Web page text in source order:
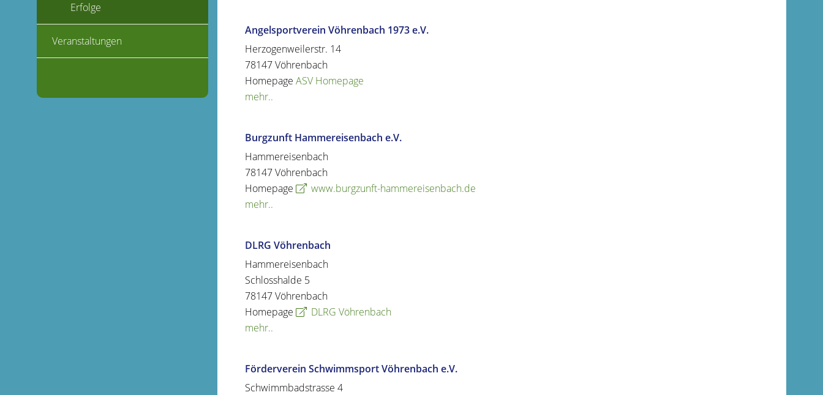
Angelsportverein Vöhrenbach 1973 e.V.
Herzogenweilerstr. 14
78147Vöhrenbach
Homepage ASV Homepage
mehr..
Burgzunft Hammereisenbach e.V.
Hammereisenbach
78147Vöhrenbach
Homepage
www.burgzunft-hammereisenbach.de
mehr..
DLRG Vöhrenbach
Hammereisenbach
Schlosshalde 5
78147Vöhrenbach
Homepage
DLRG Vöhrenbach
mehr..
Förderverein Schwimmsport Vöhrenbach e.V.
Schwimmbadstrasse 4
Erfolge
Veranstaltungen